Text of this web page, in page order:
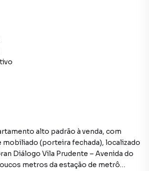
alto padrão à venda, com
mobiliado (porteira fechada), localizado
Diálogo Vila Prudente – Avenida do
metros da estação de metrô